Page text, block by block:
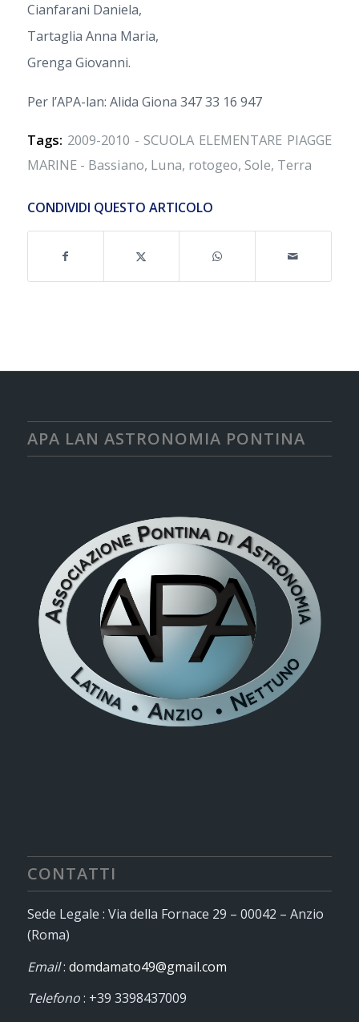
Cianfarani Daniela,
Tartaglia Anna Maria,
Grenga Giovanni.
Per l’APA-lan: Alida Giona 347 33 16 947
Tags: 2009-2010 - SCUOLA ELEMENTARE PIAGGE
MARINE - Bassiano, Luna, rotogeo, Sole, Terra
CONDIVIDI QUESTO ARTICOLO
APA LAN ASTRONOMIA PONTINA
CONTATTI
Sede Legale : Via della Fornace 29 – 00042 – Anzio
(Roma)
Email: domdamato49@gmail.com
Telefono: +39 3398437009